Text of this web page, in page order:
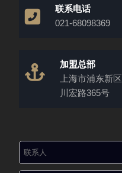
联系电话
021-68098369
加盟总部
上海市浦东新区
川宏路365号